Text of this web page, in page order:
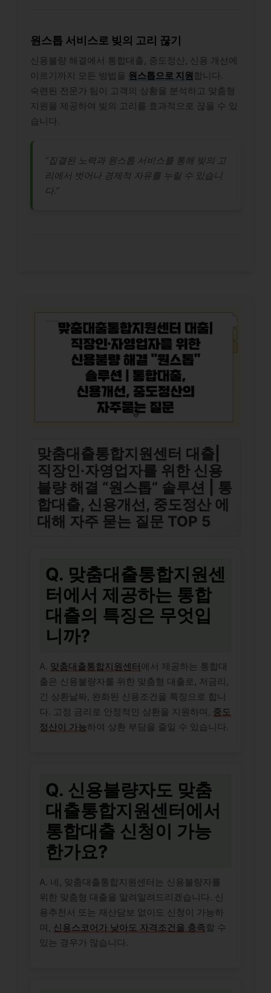
원스톱 서비스로 빚의 고리 끊기
신용불량 해결에서 통합대출, 중도정산, 신용 개선에
이르기까지 모든 방법을 원스톱으로 지원 합니다.
숙련된 전문가 팀이 고객의 상황을 분석하고 맞춤형
지원을 제공하여 빚의 고리를 효과적으로 끊을 수 있
습니다.
“집결된 노력과 원스톱 서비스를 통해 빚의 고
리에서 벗어나 경제적 자유를 누릴 수 있습니
다.”
맞춤대출통합지원센터 대출|
직장인·자영업자를 위한 신용
불량 해결 “원스톱” 솔루션 | 통
합대출, 신용개선, 중도정산 에
대해 자주 묻는 질문 TOP 5
Q. 맞춤대출통합지원센
터에서 제공하는 통합
대출의 특징은 무엇입
니까?
A. 맞춤대출통합지원센터에서 제공하는 통합대
출은 신용불량자를 위한 맞춤형 대출로, 저금리,
긴 상환날짜, 완화된 신용조건을 특징으로 합니
다. 고정 금리로 안정적인 상환을 지원하며, 중도
정산이 가능하여 상환 부담을 줄일 수 있습니다.
Q. 신용불량자도 맞춤
대출통합지원센터에서
통합대출 신청이 가능
한가요?
A. 네, 맞춤대출통합지원센터는 신용불량자를
위한 맞춤형 대출을 알려알려드리겠습니다. 신
용추천서 또는 재산담보 없이도 신청이 가능하
며, 신용스코어가 낮아도 자격조건을 충족할 수
있는 경우가 많습니다.